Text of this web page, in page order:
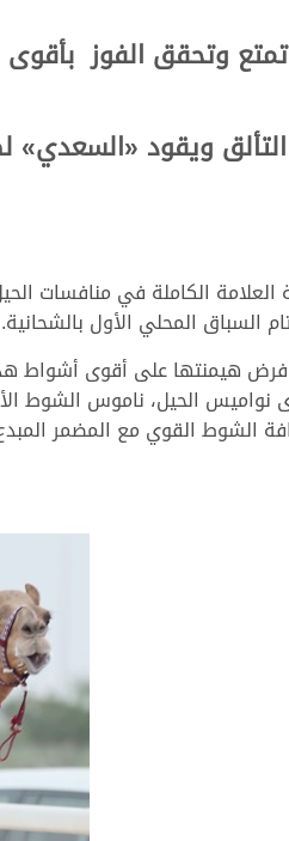
وتحقق الفوز
ويقود «السعدي»
هيمنتها على أقوى أشواط هذا
القوي مع المضمر المبدع